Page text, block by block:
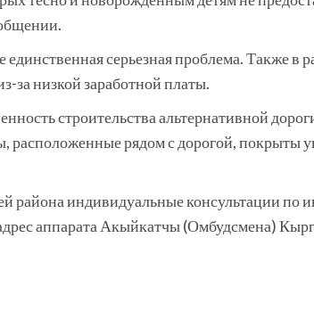
серьезная проблема. Также в
за низкой заработной платы.
строительства альтернативной
расположенные рядом с дорогой, покрыты
района индивидуальные консультации по
аппарата Акыйкатчы (Омбудсмена)